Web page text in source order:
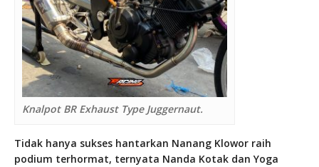
Knalpot BR Exhaust Type Juggernaut.
Tidak hanya sukses hantarkan Nanang Klowor raih
podium terhormat, ternyata Nanda Kotak dan Yoga